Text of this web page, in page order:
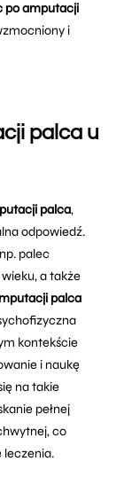
po amputacji
i
palca u
palca,
odpowiedź.
palec
a także
palca
kontekście
i naukę
na takie
pełnej
co
leczenia.